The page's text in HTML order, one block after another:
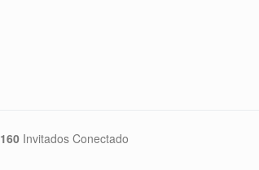
160 Invitados Conectado